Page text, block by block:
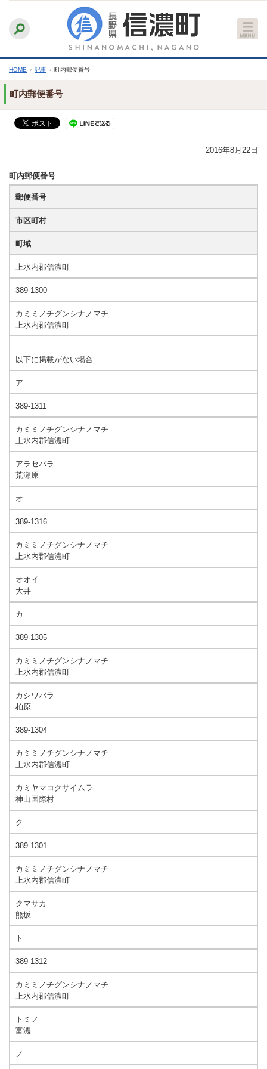
文
へ
ふりがなをつける
文字サイズ
縮小 標準 拡大
HOME › 記事 › 町内郵便番号
町内郵便番号
2016年8月22日
町内郵便番号
郵便番号
市区町村
町域
上水内郡信濃町
389-1300
カミミノチグンシナノマチ
上水内郡信濃町
以下に掲載がない場合
ア
389-1311
カミミノチグンシナノマチ
上水内郡信濃町
アラセバラ
荒瀬原
オ
389-1316
カミミノチグンシナノマチ
上水内郡信濃町
オオイ
大井
カ
389-1305
カミミノチグンシナノマチ
上水内郡信濃町
カシワバラ
柏原
389-1304
カミミノチグンシナノマチ
上水内郡信濃町
カミヤマコクサイムラ
神山国際村
ク
389-1301
カミミノチグンシナノマチ
上水内郡信濃町
クマサカ
熊坂
ト
389-1312
カミミノチグンシナノマチ
上水内郡信濃町
トミノ
富濃
ノ